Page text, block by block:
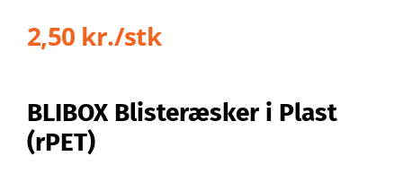
2,50 kr./stk
BLIBOX Blisteræsker i Plast
(rPET)